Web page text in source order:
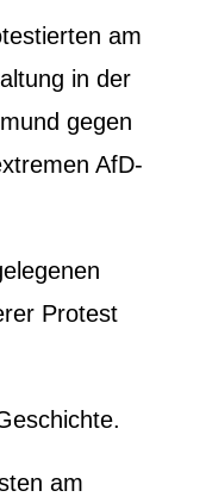
am
in der
gegen
AfD-
Protest
am